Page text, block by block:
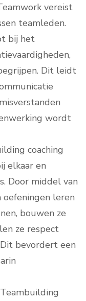
vereist
teamleden.
bij het
Dit leidt
wordt
coaching
elkaar en
Door middel van
leren
bouwen ze
ze respect
bevordert een